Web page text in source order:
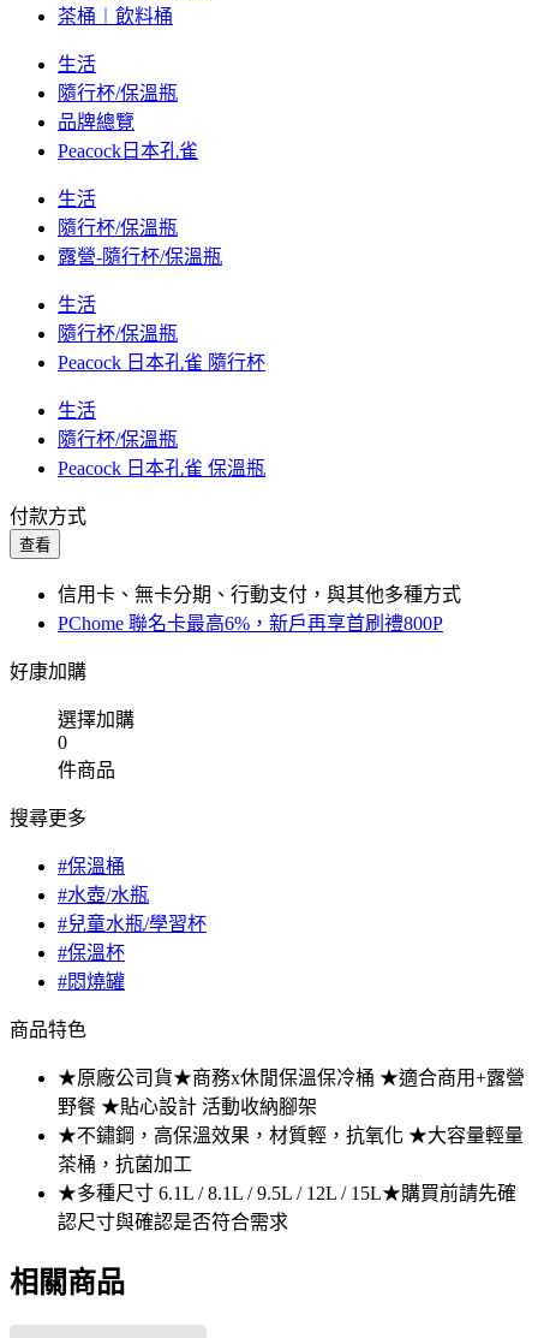
茶桶︱飲料桶
生活
隨行杯/保溫瓶
品牌總覽
Peacock日本孔雀
生活
隨行杯/保溫瓶
露營-隨行杯/保溫瓶
生活
隨行杯/保溫瓶
Peacock 日本孔雀 隨行杯
生活
隨行杯/保溫瓶
Peacock 日本孔雀 保溫瓶
付款方式
查看
信用卡、無卡分期、行動支付，與其他多種方式
PChome 聯名卡最高6%，新戶再享首刷禮800P
好康加購
選擇加購
0
件商品
搜尋更多
#保溫桶
#水壺/水瓶
#兒童水瓶/學習杯
#保溫杯
#悶燒罐
商品特色
★原廠公司貨★商務x休閒保溫保冷桶 ★適合商用+露營
野餐 ★貼心設計 活動收納腳架
★不鏽鋼，高保溫效果，材質輕，抗氧化 ★大容量輕量
茶桶，抗菌加工
★多種尺寸 6.1L / 8.1L / 9.5L / 12L / 15L★購買前請先確
認尺寸與確認是否符合需求
相關商品